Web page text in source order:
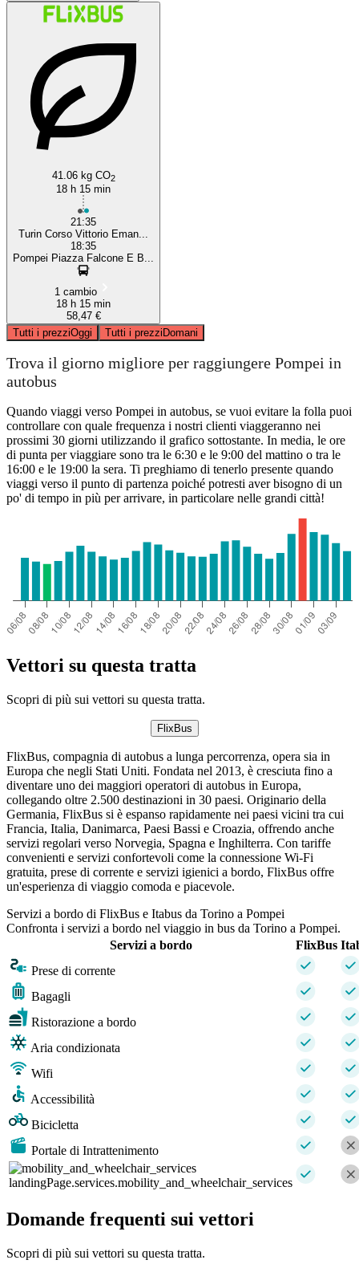
41.06 kg CO2
18 h 15 min
21:35
Turin Corso Vittorio Eman...
18:35
Pompei Piazza Falcone E B...
1 cambio
18 h 15 min
58,47 €
Tutti i prezziOggi Tutti i prezziDomani
Trova il giorno migliore per raggiungere Pompei in
autobus
Quando viaggi verso Pompei in autobus, se vuoi evitare la folla puoi
controllare con quale frequenza i nostri clienti viaggeranno nei
prossimi 30 giorni utilizzando il grafico sottostante. In media, le ore
di punta per viaggiare sono tra le 6:30 e le 9:00 del mattino o tra le
16:00 e le 19:00 la sera. Ti preghiamo di tenerlo presente quando
viaggi verso il punto di partenza poiché potresti aver bisogno di un
po' di tempo in più per arrivare, in particolare nelle grandi città!
Vettori su questa tratta
Scopri di più sui vettori su questa tratta.
FlixBus
FlixBus, compagnia di autobus a lunga percorrenza, opera sia in
Europa che negli Stati Uniti. Fondata nel 2013, è cresciuta fino a
diventare uno dei maggiori operatori di autobus in Europa,
collegando oltre 2.500 destinazioni in 30 paesi. Originario della
Germania, FlixBus si è espanso rapidamente nei paesi vicini tra cui
Francia, Italia, Danimarca, Paesi Bassi e Croazia, offrendo anche
servizi regolari verso Norvegia, Spagna e Inghilterra. Con tariffe
convenienti e servizi confortevoli come la connessione Wi-Fi
gratuita, prese di corrente e servizi igienici a bordo, FlixBus offre
un'esperienza di viaggio comoda e piacevole.
Servizi a bordo di FlixBus e Itabus da Torino a Pompei
Confronta i servizi a bordo nel viaggio in bus da Torino a Pompei.
Servizi a bordo
FlixBus
Prese di corrente
Bagagli
Ristorazione a bordo
Aria condizionata
Wifi
Accessibilità
Bicicletta
Portale di Intrattenimento
landingPage.services.mobility_and_wheelchair_services
Domande frequenti sui vettori
Scopri di più sui vettori su questa tratta.